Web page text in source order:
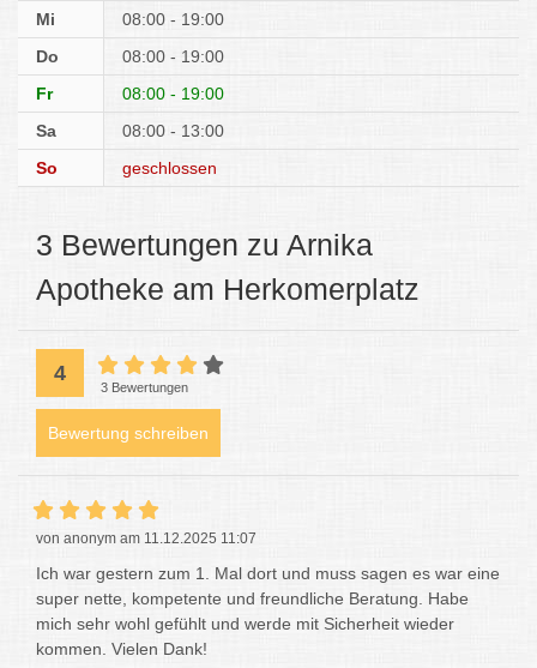
Mi
08:00 - 19:00
Do
08:00 - 19:00
Fr
08:00 - 19:00
Sa
08:00 - 13:00
So
geschlossen
3 Bewertungen zu Arnika
Apotheke am Herkomerplatz
4
3 Bewertungen
Bewertung schreiben
von anonym am 11.12.2025 11:07
Ich war gestern zum 1. Mal dort und muss sagen es war eine
super nette, kompetente und freundliche Beratung. Habe
mich sehr wohl gefühlt und werde mit Sicherheit wieder
kommen. Vielen Dank!